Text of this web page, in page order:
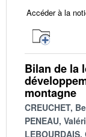
Accéder à la
Bilan de la
montagne
CREUCHET,
PENEAU,
LEBOURDAIS,